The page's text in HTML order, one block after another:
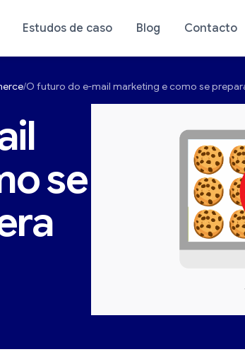
Análise da sua loja
Estudos de caso Blog Contacto
O futuro do e-mail marketing e como se
se